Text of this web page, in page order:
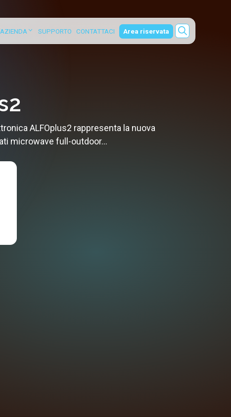
SUPPORTO CONTATTACI Area riservata
ALFOplus2 rappresenta la nuova
microwave full-outdoor...